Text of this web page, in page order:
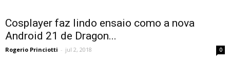
Cosplayer faz lindo ensaio como a nova
Android 21 de Dragon...
Rogerio Princiotti - jul 2, 2018 0